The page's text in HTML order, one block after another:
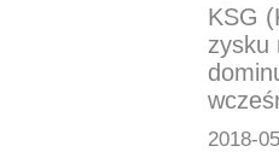
KSG
zysku
2018-